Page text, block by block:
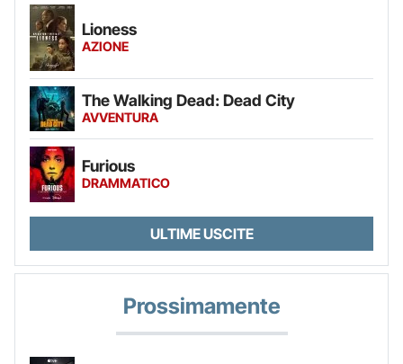
Lioness
AZIONE
The Walking Dead: Dead City
AVVENTURA
Furious
DRAMMATICO
ULTIME USCITE
Prossimamente